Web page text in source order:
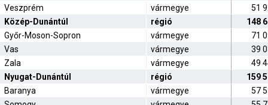
Veszprém
vármegye
51
Közép-Dunántúl
régió
148
Győr-Moson-Sopron
vármegye
71
Vas
vármegye
39
Zala
vármegye
49
Nyugat-Dunántúl
régió
159
Baranya
vármegye
57